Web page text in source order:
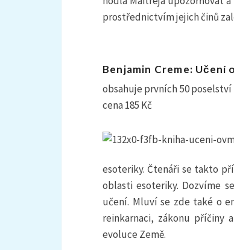
prostřednictvím jejich činů
Benjamin Creme:
obsahuje prvních 50 poselství
cena 185 Kč
esoteriky. Čtenáři se takto
oblasti esoteriky. Dozvíme
učení. Mluví se zde také o
reinkarnaci, zákonu příčiny
evoluce Země.